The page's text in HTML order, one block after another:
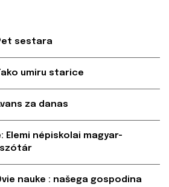
Pet sestara
umiru starice
za danas
Elemi népiskolai magyar-
nauke : našega gospodina